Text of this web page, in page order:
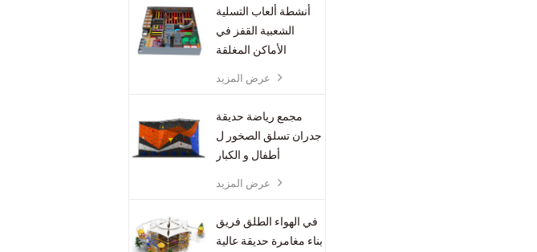
أنشطة ألعاب التسلية
الشعبية القفز في
الأماكن المغلقة
عرض المزيد
مجمع رياضة حديقة
جدران تسلق الصخور ل
أطفال و الكبار
عرض المزيد
في الهواء الطلق فريق
بناء مغامرة حديقة عالية